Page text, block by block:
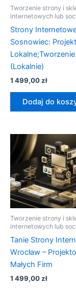
Tworzenie strony i
internetowych lub
Strony
Sosnowiec:
(Lokalnie)
1 499,00zł
Dodaj do
Tworzenie strony i
internetowych lub
Tanie Strony
Wrocław –
Małych Firm
1 499,00zł